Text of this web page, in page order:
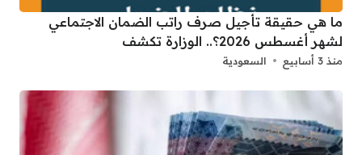
ما هي حقيقة تأجيل صرف راتب الضمان الاجتماعي
لشهر أغسطس 2026؟.. الوزارة تكشف
منذ 3 أسابيع السعودية